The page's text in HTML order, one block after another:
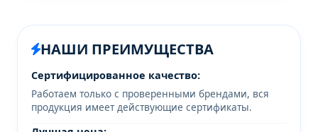
НАШИ ПРЕИМУЩЕСТВА
Сертифицированное качество:
Работаем только с проверенными брендами, вся
продукция имеет действующие сертификаты.